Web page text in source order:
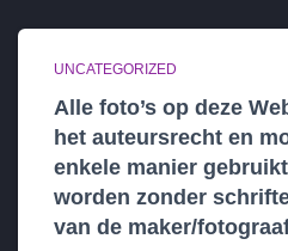
UNCATEGORIZED
Alle foto’s op deze
het auteursrecht en
enkele manier
worden zonder
van de maker/